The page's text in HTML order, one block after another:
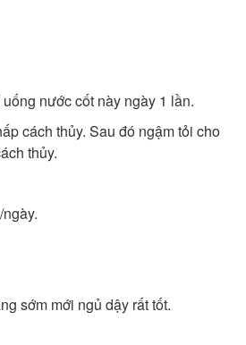
nước cốt này ngày 1 lần.
cách thủy. Sau đó ngậm tỏi cho
thủy.
sớm mới ngủ dậy rất tốt.